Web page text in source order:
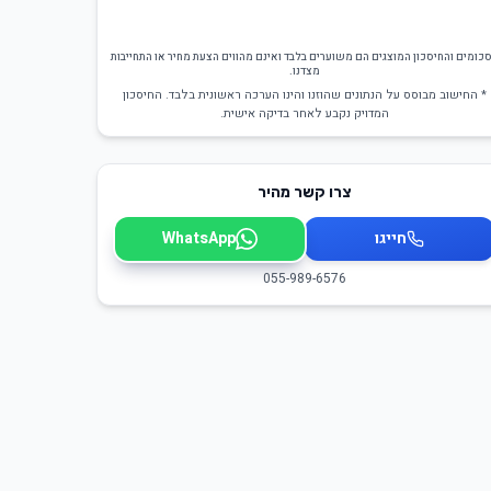
והחיסכון המוצגים הם משוערים בלבד ואינם מהווים הצעת מחיר או התחייבות
מצדנו.
* החישוב מבוסס על הנתונים שהוזנו והינו הערכה ראשונית בלבד. החיסכון
המדויק נקבע לאחר בדיקה אישית.
צרו קשר מהיר
חייגו WhatsApp
055-989-6576